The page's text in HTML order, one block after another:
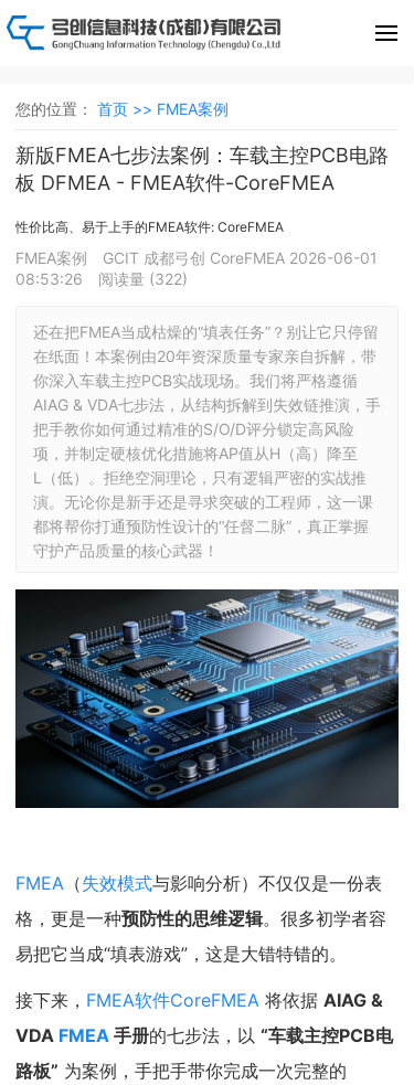
您的位置： 首页 >> FMEA案例
新版FMEA七步法案例：车载主控PCB电路
板 DFMEA - FMEA软件-CoreFMEA
性价比高、易于上手的FMEA软件: CoreFMEA
FMEA案例 GCIT 成都弓创 CoreFMEA 2026-06-01
08:53:26
阅读量 (322)
还在把FMEA当成枯燥的“填表任务”？别让它只停留
在纸面！本案例由20年资深质量专家亲自拆解，带
你深入车载主控PCB实战现场。我们将严格遵循
AIAG & VDA七步法，从结构拆解到失效链推演，手
把手教你如何通过精准的S/O/D评分锁定高风险
项，并制定硬核优化措施将AP值从H（高）降至
L（低）。拒绝空洞理论，只有逻辑严密的实战推
演。无论你是新手还是寻求突破的工程师，这一课
都将帮你打通预防性设计的“任督二脉”，真正掌握
守护产品质量的核心武器！
FMEA （失效模式与影响分析）不仅仅是一份表
格，更是一种预防性的思维逻辑。很多初学者容
易把它当成“填表游戏”，这是大错特错的。
接下来， FMEA软件CoreFMEA 将依据 AIAG &
VDA FMEA 手册的七步法，以 “车载主控PCB电
路板” 为案例，手把手带你完成一次完整的